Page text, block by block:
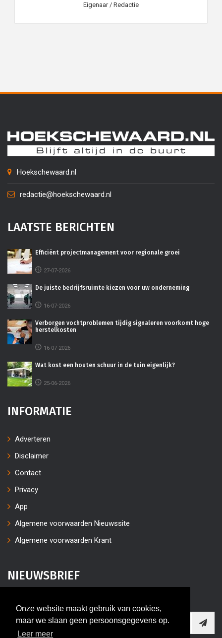
Onze website maakt gebruik van cookies,
maar we slaan geen persoonsgegevens op.
Leer meer
Eigenaar / Redactie
Hoekschewaard.nl
redactie@hoekschewaard.nl
LAATSTE BERICHTEN
Efficiënt projectmanagement voor regionale groei
27-07-2026
De juiste bedrijfsruimte kiezen voor uw onderneming
16-07-2026
Verborgen vochtproblemen tijdig signaleren voorkomt hoge
herstelkosten
16-07-2026
Wat kost een houten schuur in de tuin eigenlijk?
25-06-2026
INFORMATIE
Adverteren
Disclaimer
Contact
Privacy
App
Algemene voorwaarden Nieuwssite
Algemene voorwaarden Krant
NIEUWSBRIEF